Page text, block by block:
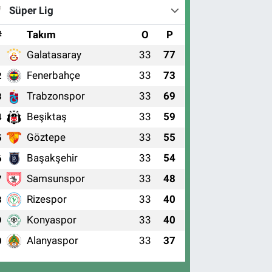
Süper Lig
Takım O P
Galatasaray 33 77
Fenerbahçe 33 73
Trabzonspor 33 69
Beşiktaş 33 59
Göztepe 33 55
Başakşehir 33 54
Samsunspor 33 48
Rizespor 33 40
Konyaspor 33 40
Alanyaspor 33 37